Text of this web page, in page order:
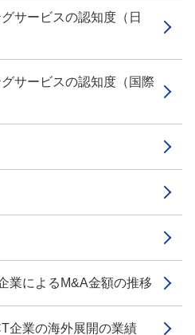
サービスの認知度（日
サービスの認知度（国際
業によるM&A金額の推移
企業の海外展開の業績